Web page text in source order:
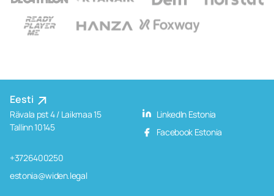
Eesti
Rävala pst 4 / Laikmaa 15
Tallinn 10145
+3726400250
estonia@widen.legal
LinkedIn Estonia
Facebook Estonia